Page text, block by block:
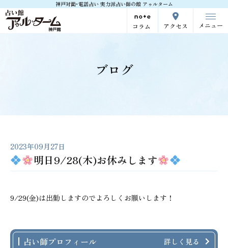
神戸対面･電話占い 実力派占い師の館 アゥルターム
コラム アクセス メニュー
ブログ
2023年09月27日
明日9/28(木)お休みします
9/29(金)は出勤しますのでよろしくお願いします！
占い師プロフィール 詳しく見る